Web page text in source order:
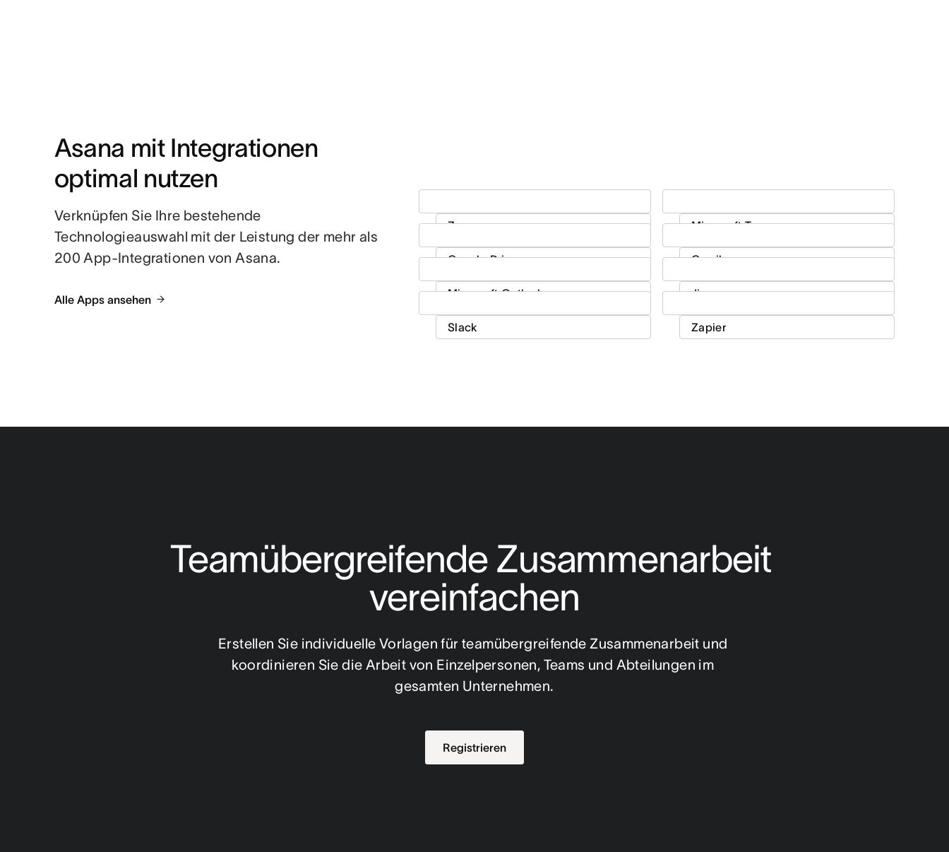
Asana mit Integrationen
optimal nutzen
Verknüpfen Sie Ihre bestehende
Technologieauswahl mit der Leistung der mehr als
200 App-Integrationen von Asana.
Alle Apps ansehen
Teamübergreifende Zusammenarbeit
vereinfachen
Erstellen Sie individuelle Vorlagen für teamübergreifende Zusammenarbeit und
koordinieren Sie die Arbeit von Einzelpersonen, Teams und Abteilungen im
gesamten Unternehmen.
Registrieren